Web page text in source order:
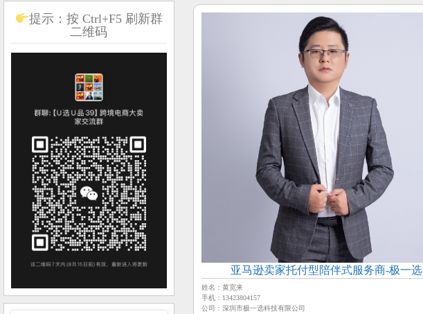
亚马逊卖家托付型陪伴式服务商-极一选
姓名：黄宽来
手机：13423804157
公司：深圳市极一选科技有限公司
提示：按 Ctrl+F5 刷新群
二维码